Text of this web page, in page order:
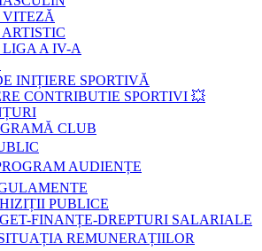
VITEZĂ
A IV-A
INIȚIERE SPORTIVĂ
CONTRIBUTIE SPORTIVI 💥
CLUB
AUDIENȚE
PUBLICE
FINANȚE-DREPTURI SALARIALE
REMUNERAȚIILOR